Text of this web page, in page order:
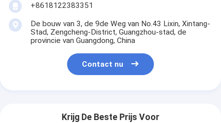
+8618122383351
De bouw van 3, de 9de Weg van No.43 Lixin, Xintang-
Stad, Zengcheng-District, Guangzhou-stad, de
provincie van Guangdong, China
Contact nu
Krijg De Beste Prijs Voor